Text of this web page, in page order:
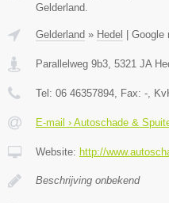
Gelderland.
Gelderland » Hedel Google
Parallelweg 9b3, 5321 JA
Tel: 06 46357894, Fax: -,
E-mail › Autoschade &
Website: http://
Beschrijving onbekend